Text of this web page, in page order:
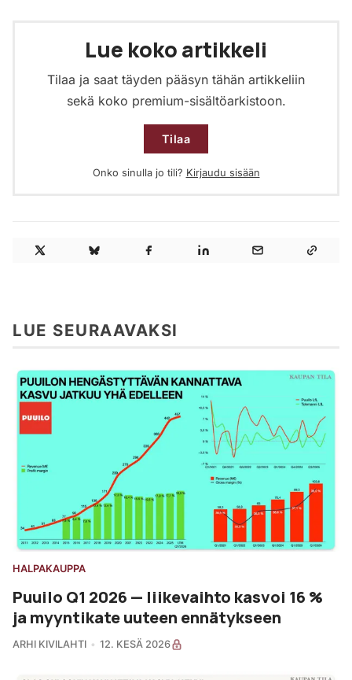
Lue koko artikkeli
Tilaa ja saat täyden pääsyn tähän artikkeliin
sekä koko premium-sisältöarkistoon.
Tilaa
Onko sinulla jo tili? Kirjaudu sisään
LUE SEURAAVAKSI
HALPAKAUPPA
Puuilo Q1 2026 — liikevaihto kasvoi 16 %
ja myyntikate uuteen ennätykseen
ARHI KIVILAHTI 12. KESÄ 2026